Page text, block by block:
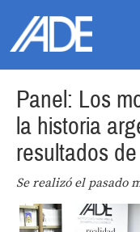
Panel: Los
la historia
resultados
Se realizó el pasado